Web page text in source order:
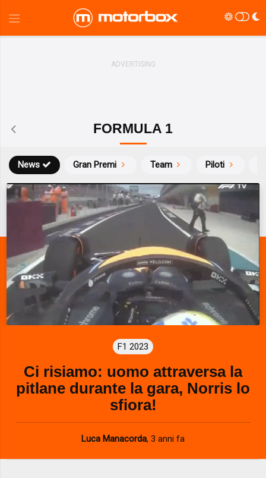
FORMULA 1
News Gran Premi Team Piloti
F1 2023
Ci risiamo: uomo attraversa la
pitlane durante la gara, Norris lo
sfiora!
Luca Manacorda, 3 anni fa